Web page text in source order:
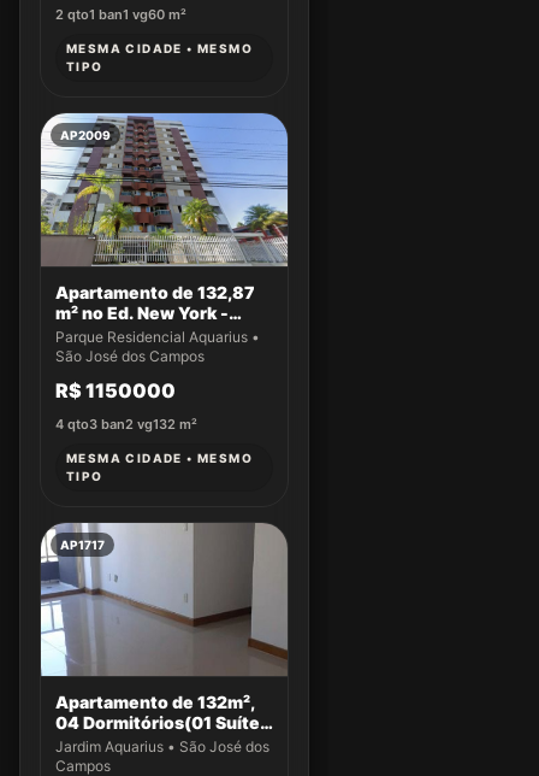
2 qto1 ban1 vg60 m²
MESMA CIDADE • MESMO
TIPO
AP2009
Apartamento de 132,87
m² no Ed. New York -
Apto 14
Parque Residencial Aquarius •
São José dos Campos
R$ 1150000
4 qto3 ban2 vg132 m²
MESMA CIDADE • MESMO
TIPO
AP1717
Apartamento de 132m²,
04 Dormitórios(01 Suíte)
a venda no Jardim
Aquarius
Jardim Aquarius • São José dos
Campos